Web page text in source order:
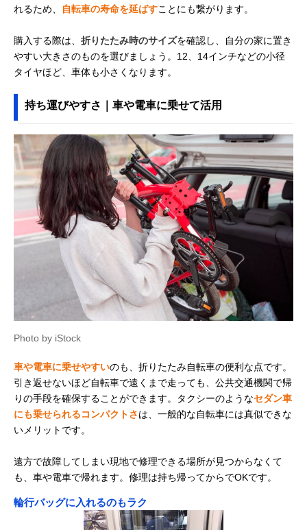
れるため、
自転車の寿命を延ばすことにも繋がります。
購入する際は、 折りたたみ時のサイズを確認し、自分の家に置き
やすい大きさのものを選びましょう。12、14インチなどの小径
タイヤほど、車体も小さくなります。
持ち運びやすさ｜車や電車に乗せて活用
Photo by iStock
車や電車に乗せやすいのも、折りたたみ自転車の便利な点です。
引き返せないほど自転車で遠くまで走っても、公共交通機関で帰
りの手段を確保することができます。タクシーのようなセダン車
にも乗せられるコンパクトさは、一般的な自転車には真似できな
いメリットです。
遠方で故障してしまい現地で修理できる場所が見つからなくて
も、車や電車で帰れます。修理は持ち帰ってからでOKです。
輪行バッグに入れるのもラク